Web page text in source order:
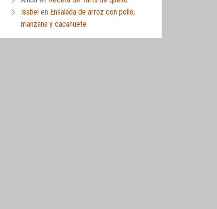
Isabel en Ensalada de arroz con pollo,
manzana y cacahuete